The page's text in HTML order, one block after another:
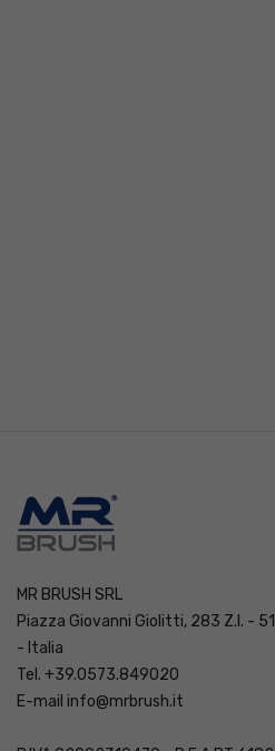
MR BRUSH SRL
Piazza Giovanni Giolitti, 283 Z.I. -
- Italia
Tel. +39.0573.849020
E-mail info@mrbrush.it